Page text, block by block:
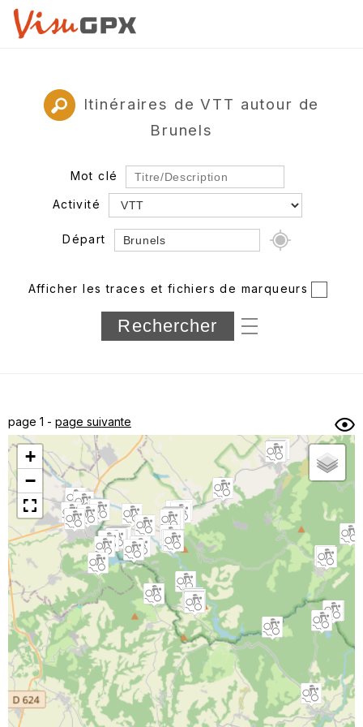
Itinéraires de VTT autour de
Brunels
Mot clé
Activité
Départ
Département
Longueur min/max
sous-dossiers
Trier par
Horodatage Photos
Afficher les traces et fichiers de marqueurs
page 1 - page suivante
+
−